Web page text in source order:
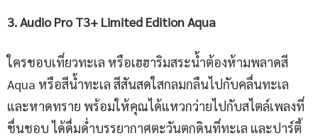
3. Audio Pro T3+ Limited Edition Aqua
ใครชอบเที่ยวทะเล หรือเฮฮาริมสระน้ำต้องห้ามพลาดสี
Aqua หรือสีน้ำทะเล สีสันสดใสกลมกลืนไปกับคลื่นทะเล
และหาดทราย พร้อมให้คุณได้แหวกว่ายไปกับสไตล์เพลงที่
ชื่นชอบ ได้ดื่มด่ำบรรยากาศตะวันตกดินที่ทะเล และปาร์ตี้